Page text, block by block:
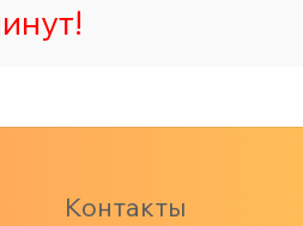
Контакты